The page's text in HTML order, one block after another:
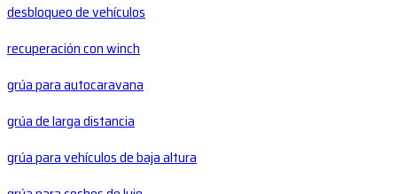
desbloqueo de vehículos
recuperación con winch
grúa para autocaravana
grúa de larga distancia
grúa para vehículos de baja altura